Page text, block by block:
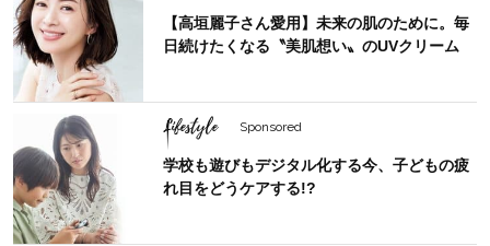
【高垣麗子さん愛用】未来の肌のために。毎
日続けたくなる〝美肌想い〟のUVクリーム
Lifestyle Sponsored
学校も遊びもデジタル化する今、子どもの疲
れ目をどうケアする!?